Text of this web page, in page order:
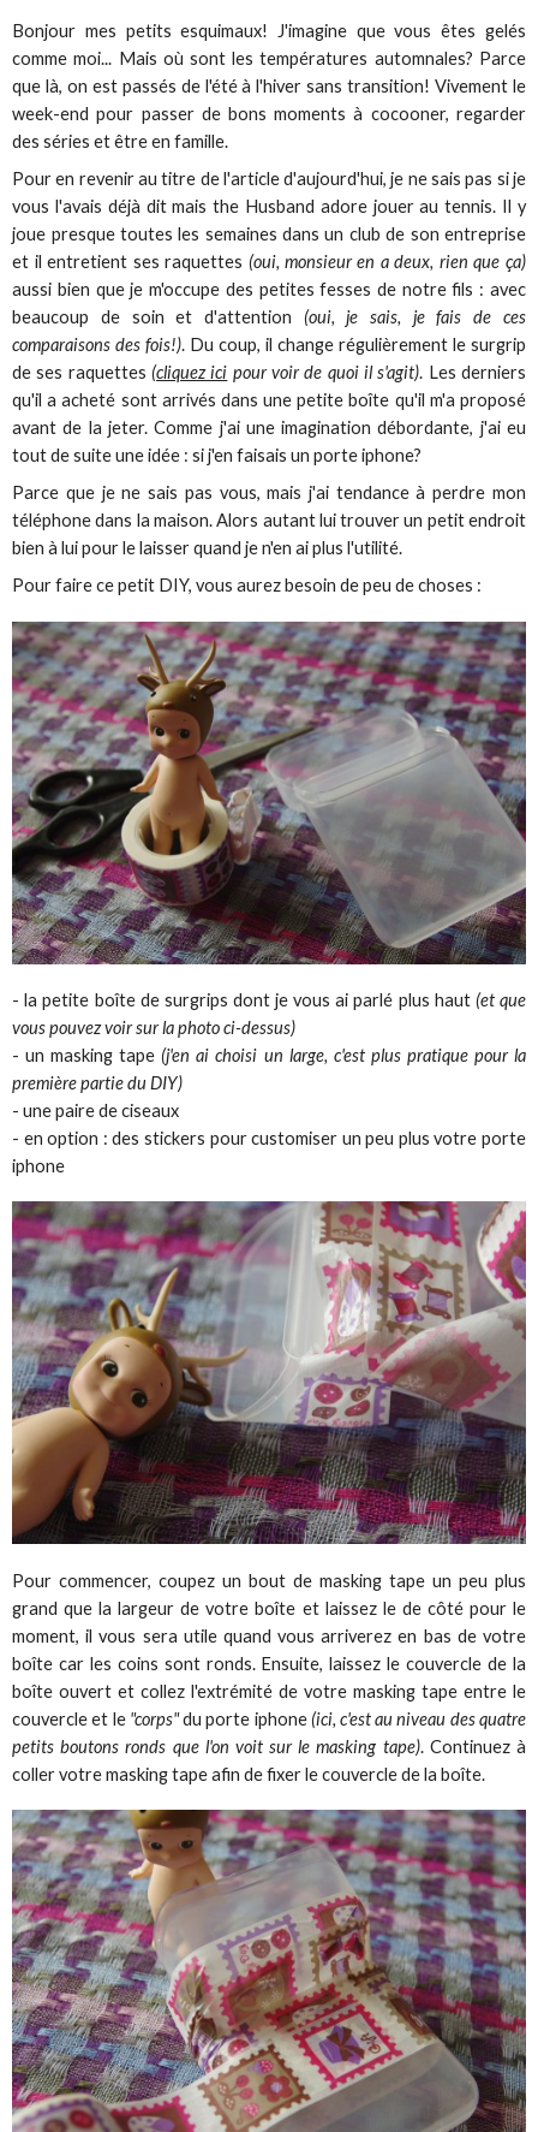
Bonjour mes petits esquimaux! J'imagine que vous êtes gelés
comme moi... Mais où sont les températures automnales? Parce
que là, on est passés de l'été à l'hiver sans transition! Vivement le
week-end pour passer de bons moments à cocooner, regarder
des séries et être en famille.
Pour en revenir au titre de l'article d'aujourd'hui, je ne sais pas si je
vous l'avais déjà dit mais the Husband adore jouer au tennis. Il y
joue presque toutes les semaines dans un club de son entreprise
et il entretient ses raquettes (oui, monsieur en a deux, rien que ça)
aussi bien que je m'occupe des petites fesses de notre fils : avec
beaucoup de soin et d'attention (oui, je sais, je fais de ces
comparaisons des fois!). Du coup, il change régulièrement le surgrip
de ses raquettes (cliquez ici pour voir de quoi il s'agit). Les derniers
qu'il a acheté sont arrivés dans une petite boîte qu'il m'a proposé
avant de la jeter. Comme j'ai une imagination débordante, j'ai eu
tout de suite une idée : si j'en faisais un porte iphone?
Parce que je ne sais pas vous, mais j'ai tendance à perdre mon
téléphone dans la maison. Alors autant lui trouver un petit endroit
bien à lui pour le laisser quand je n'en ai plus l'utilité.
Pour faire ce petit DIY, vous aurez besoin de peu de choses :
- la petite boîte de surgrips dont je vous ai parlé plus haut (et que
vous pouvez voir sur la photo ci-dessus)
- un masking tape (j'en ai choisi un large, c'est plus pratique pour la
première partie du DIY)
- une paire de ciseaux
- en option : des stickers pour customiser un peu plus votre porte
iphone
Pour commencer, coupez un bout de masking tape un peu plus
grand que la largeur de votre boîte et laissez le de côté pour le
moment, il vous sera utile quand vous arriverez en bas de votre
boîte car les coins sont ronds. Ensuite, laissez le couvercle de la
boîte ouvert et collez l'extrémité de votre masking tape entre le
couvercle et le "corps"du porte iphone(ici, c'est au niveau des quatre
petits boutons ronds que l'on voit sur le masking tape). Continuez à
coller votre masking tape afin de fixer le couvercle de la boîte.